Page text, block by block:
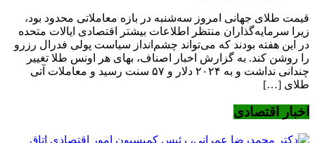
قیمت طلای جهانی امروز سه‌شنبه در بازه معاملاتی محدود بود،
زیرا سرمایه‌گذاران منتظر اطلاعات بیشتر اقتصادی ایالات متحده
در این هفته بودند که می‌تواند چشم‌انداز سیاست پولی فدرال رزرو
را روشن کند. به گزارش اخبار اصناف، بهای هر اونس طلا تغییر
چندانی نداشت و به ۲۰۲۴ دلار و ۵۷ سنت رسید و معاملات آتی
طلای […]
اخبار اقتصادی